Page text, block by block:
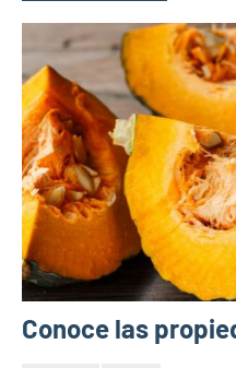
Conoce las